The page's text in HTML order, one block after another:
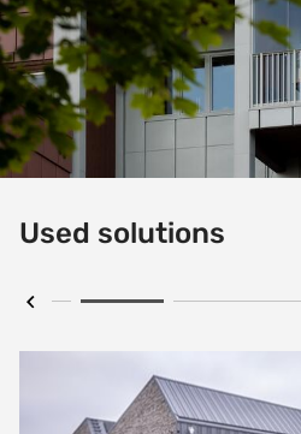
Used solutions